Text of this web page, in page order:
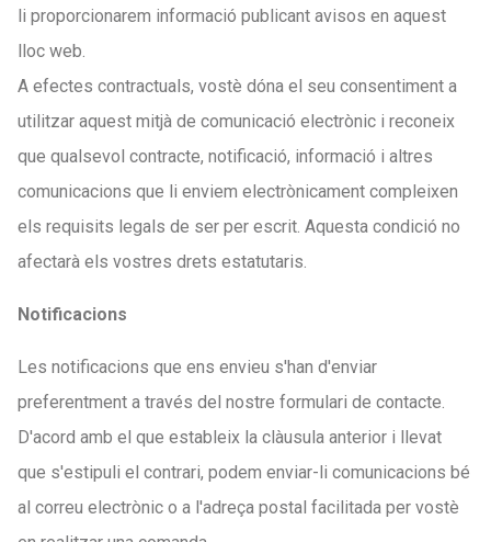
li proporcionarem informació publicant avisos en aquest
lloc web.
A efectes contractuals, vostè dóna el seu consentiment a
utilitzar aquest mitjà de comunicació electrònic i reconeix
que qualsevol contracte, notificació, informació i altres
comunicacions que li enviem electrònicament compleixen
els requisits legals de ser per escrit. Aquesta condició no
afectarà els vostres drets estatutaris.
Notificacions
Les notificacions que ens envieu s'han d'enviar
preferentment a través del nostre formulari de contacte.
D'acord amb el que estableix la clàusula anterior i llevat
que s'estipuli el contrari, podem enviar-li comunicacions bé
al correu electrònic o a l'adreça postal facilitada per vostè